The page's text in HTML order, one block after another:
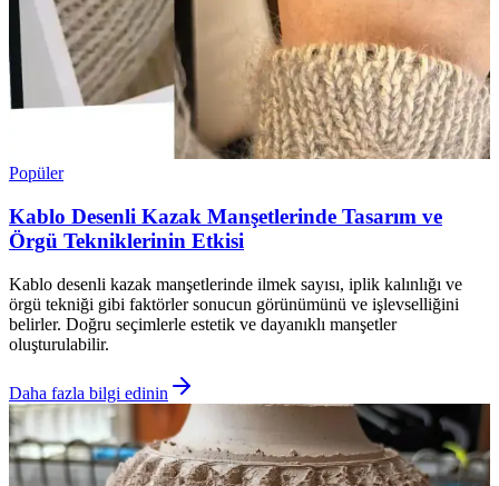
Popüler
Kablo Desenli Kazak Manşetlerinde Tasarım ve
Örgü Tekniklerinin Etkisi
Kablo desenli kazak manşetlerinde ilmek sayısı, iplik kalınlığı ve
örgü tekniği gibi faktörler sonucun görünümünü ve işlevselliğini
belirler. Doğru seçimlerle estetik ve dayanıklı manşetler
oluşturulabilir.
Daha fazla bilgi edinin